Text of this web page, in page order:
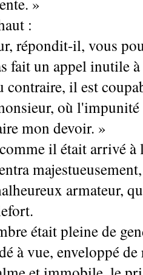
:
répondit-il, vous
fait un appel inutile
contraire, il est
où l'impunité
mon devoir. »
il était arrivé à
armateur,
était pleine de
à vue, enveloppé